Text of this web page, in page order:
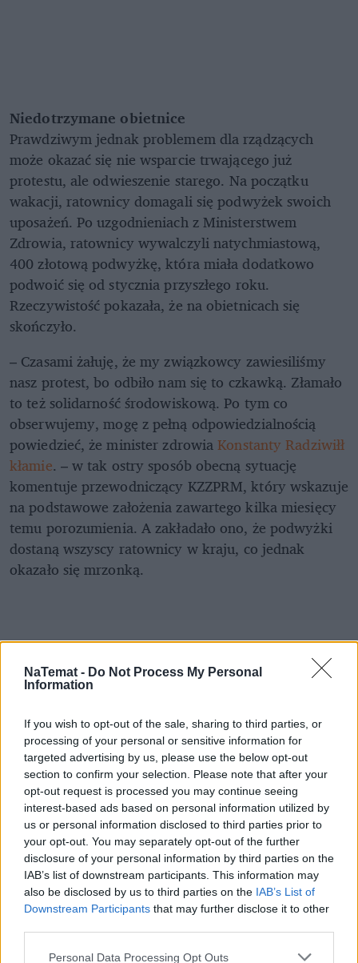
NaTemat - Do Not Process My Personal
Information
If you wish to opt-out of the sale, sharing to third parties, or
processing of your personal or sensitive information for
targeted advertising by us, please use the below opt-out
section to confirm your selection. Please note that after your
opt-out request is processed you may continue seeing
interest-based ads based on personal information utilized by
us or personal information disclosed to third parties prior to
your opt-out. You may separately opt-out of the further
disclosure of your personal information by third parties on the
IAB’s list of downstream participants. This information may
also be disclosed by us to third parties on the IAB’s List of
Downstream Participants that may further disclose it to other
Personal Data Processing Opt Outs
Niedotrzymane obietnice
Prawdziwym jednak problemem dla rządzących
może okazać się nie wsparcie trwającego już
protestu, ale odwieszenie starego. Na początku
wakacji, ratownicy domagali się podwyżek swoich
uposażeń. Po uzgodnieniach z Ministerstwem
Zdrowia, ratownicy wywalczyli natychmiastową,
400 złotową podwyżkę, która miała dodatkowo
podwoić się od stycznia przyszłego roku.
Rzeczywistość pokazała, że na obietnicach się
skończyło.
– Czasami żałuję, że my związkowcy zawiesiliśmy
nasz protest, bo odbiło nam się to czkawką. Złamało
to też solidarność środowiskową. Po tym co
obserwujemy, mogę z pełną odpowiedzialnością
powiedzieć, że minister zdrowiaKonstanty Radziwiłł
kłamie. – w tak ostry sposób obecną sytuację
komentuje przewodniczący KZZPRM, który wskazuje
na podstawowe założenia zawartego kilka miesięcy
temu porozumienia. A zakładało ono, że podwyżki
dostaną wszyscy ratownicy w kraju, co jednak
okazało się mrzonką.